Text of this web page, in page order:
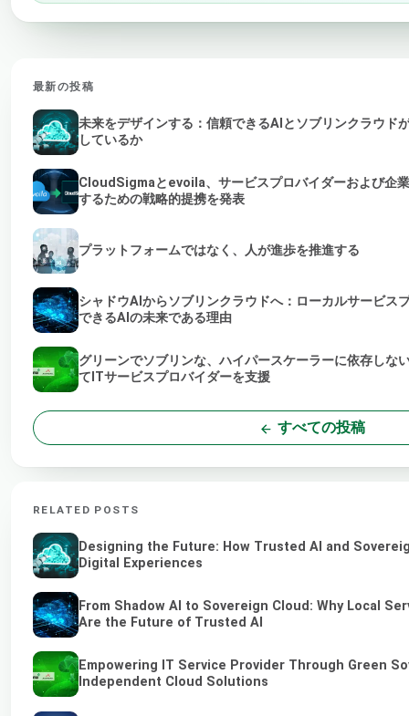
最新の投稿
未来をデザインする：信頼できるAIとソブリンクラウド
しているか
CloudSigmaとevoila、サービスプロバイダーおよび企
するための戦略的提携を発表
プラットフォームではなく、人が進歩を推進する
シャドウAIからソブリンクラウドへ：ローカルサービス
できるAIの未来である理由
グリーンでソブリンな、ハイパースケーラーに依存しな
てITサービスプロバイダーを支援
すべての投稿
RELATED POSTS
Designing the Future: How Trusted AI and
Digital Experiences
From Shadow AI to Sovereign Cloud: Why Local
Are the Future of Trusted AI
Empowering IT Service Provider Through Green
Independent Cloud Solutions